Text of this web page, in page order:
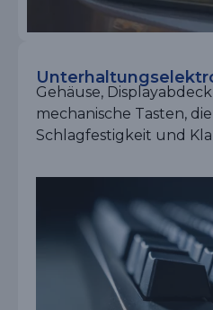
Gehäuse,
mechanische Tasten,
Schlagfestigkeit und